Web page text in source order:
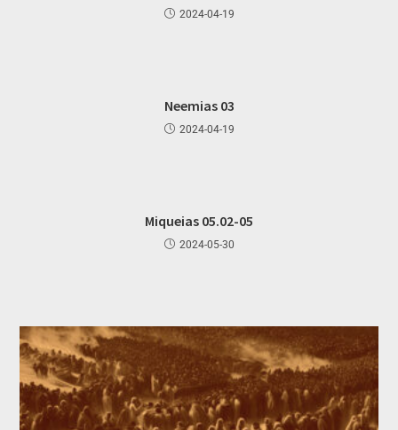
2024-04-19
Neemias 03
2024-04-19
Miqueias 05.02-05
2024-05-30